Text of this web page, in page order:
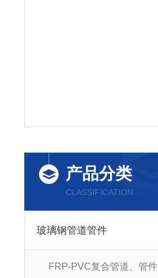
产品分类
CLASSIFICATION
玻璃钢管道管件
FRP-PVC复合管道、管件